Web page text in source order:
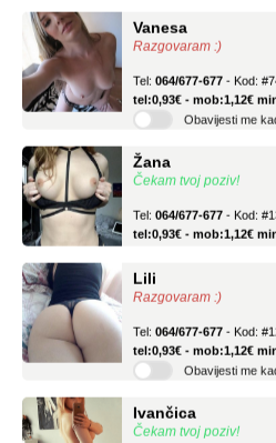
Razgovaram :)
tel:0,93€ - mob:1,12€
Obavijesti me
Čekam tvoj poziv!
tel:0,93€ - mob:1,12€
Razgovaram :)
tel:0,93€ - mob:1,12€
Obavijesti me
Čekam tvoj poziv!